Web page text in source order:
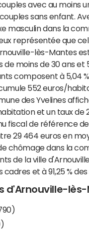
avec au moins
sans enfant.
masculin dans la
représentée que
lès-Mantes
de moins de 30 ans et
composent à 5,04
cumule 552 euros/
des Yvelines
et un taux de
fiscal de référence
29 464 euros en
chômage dans la
de la ville
cadres et à 91,25 %
d'Arnouville-